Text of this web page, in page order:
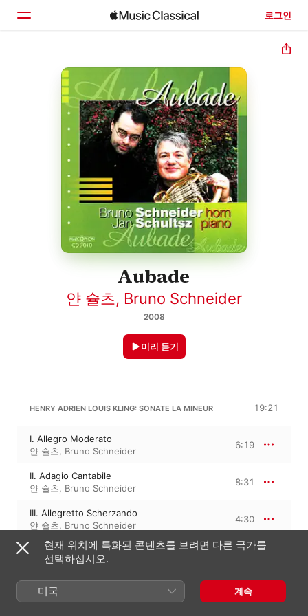
로그인
둘러보기
Aubade
얀 슐츠, Bruno Schneider
2008
미리 듣기
HENRY ADRIEN LOUIS KLING: SONATE LA MINEUR 19:21
I. Allegro Moderato
얀 슐츠, Bruno Schneider
6:19
II. Adagio Cantabile
얀 슐츠, Bruno Schneider
8:31
III. Allegretto Scherzando
얀 슐츠, Bruno Schneider
4:30
LOUIS PIANTONI
Air de Chasse
4:40
현재 위치에 특화된 콘텐츠를 보려면 다른 국가를
선택하십시오.
미국 계속